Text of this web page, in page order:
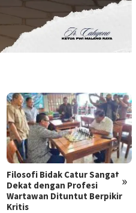
»
Filosofi Bidak Catur Sangat
Dekat dengan Profesi
Wartawan Dituntut Berpikir
Kritis